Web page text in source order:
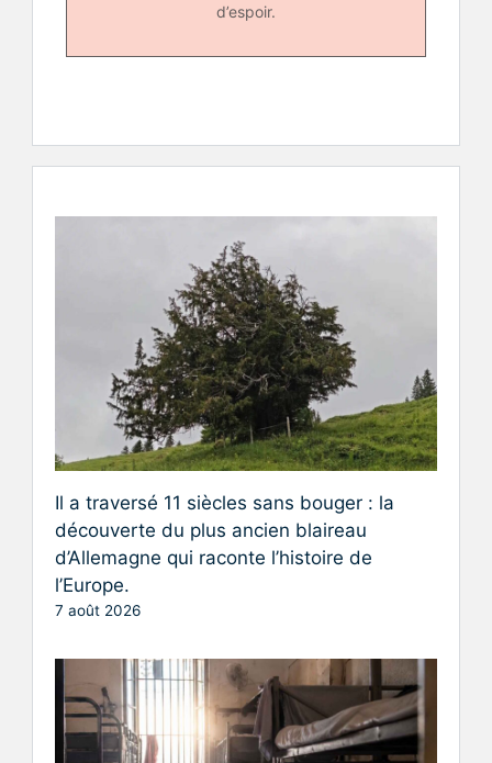
d’espoir.
Il a traversé 11 siècles sans bouger : la
découverte du plus ancien blaireau
d’Allemagne qui raconte l’histoire de
l’Europe.
7 août 2026